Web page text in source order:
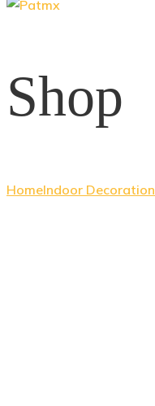
Shop
HomeIndoor Decoration